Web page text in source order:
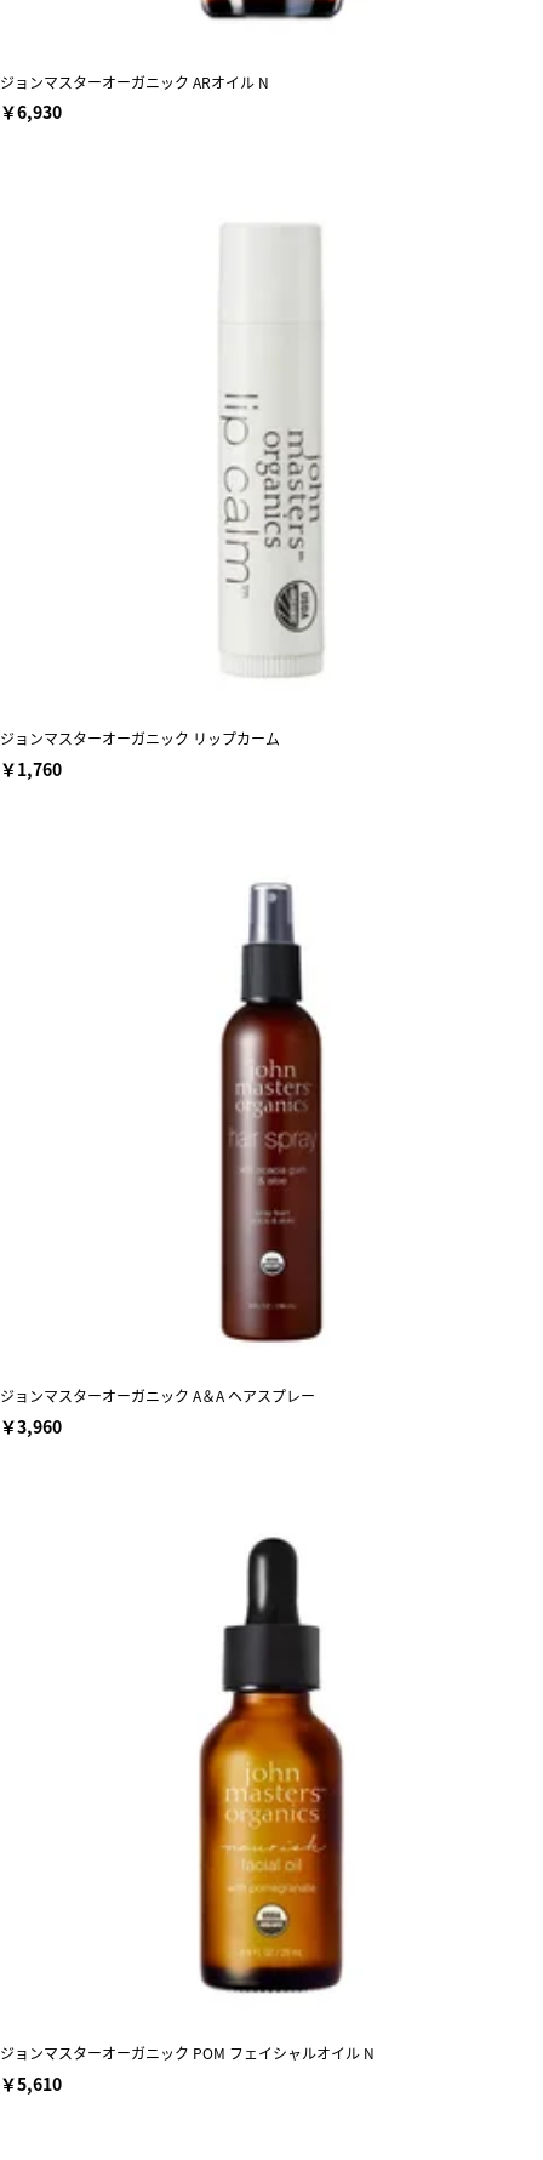
ジョンマスターオーガニック ARオイル N
￥6,930
ジョンマスターオーガニック リップカーム
￥1,760
ジョンマスターオーガニック A＆A ヘアスプレー
￥3,960
ジョンマスターオーガニック POM フェイシャルオイル N
￥5,610